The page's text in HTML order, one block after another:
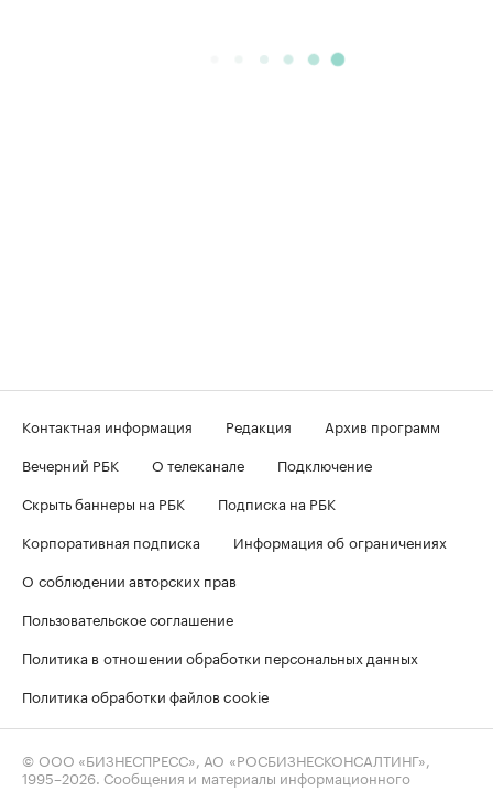
Контактная информация Редакция
Архив программ
Вечерний РБК
О телеканале
Подключение
Скрыть баннеры на РБК
Подписка на РБК
Корпоративная подписка
Информация об ограничениях
О соблюдении авторских прав
Пользовательское соглашение
Политика в отношении обработки персональных данных
Политика обработки файлов cookie
© ООО «БИЗНЕСПРЕСС», АО «РОСБИЗНЕСКОНСАЛТИНГ»,
1995–2026 . Сообщения и материалы информационного